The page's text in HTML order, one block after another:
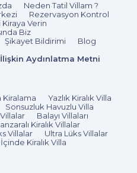
Neden Tatil Villam ?
Rezervasyon Kontrol
Kiraya Verin
Biz
Şikayet Bildirimi
Blog
Aydınlatma Metni
Kiralama
Yazlık Kiralık Villa
Sonsuzluk Havuzlu Villa
Balayı Villaları
Kiralık Villalar
Villalar
Ultra Lüks Villalar
Kiralık Villa